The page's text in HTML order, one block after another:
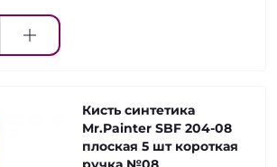
Кисть синтетика
Mr.Painter SBF 204-08
плоская 5 шт короткая